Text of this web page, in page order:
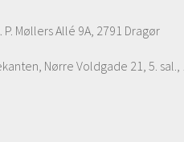
Møllers Allé 9A, 2791 Dragør
Nørre Voldgade 21, 5. sal.,